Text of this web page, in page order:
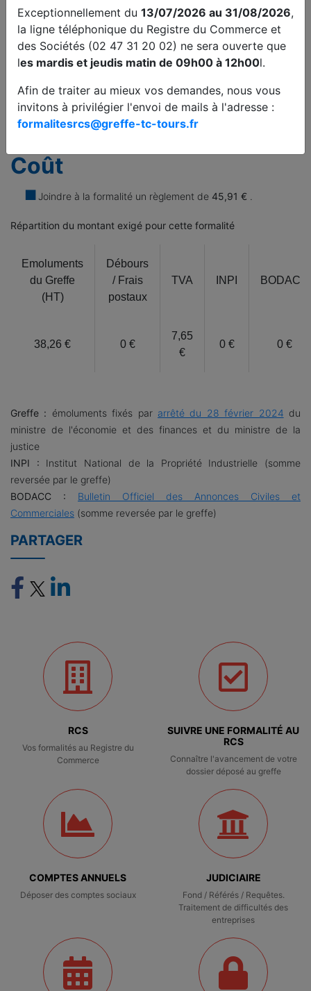
permettre de s'inscrire au RCS.
pour plus de détails, cliquez ici
justificatif d'identité faisant état du mariage ou du PACS.
une copie authentique de la déclaration notariée
d’insaisissabilité, le cas échéant.
Coût
Joindre à la formalité un règlement de 45,91 €
Répartition du montant exigé pour cette formalité
Emoluments
du Greffe
(HT)
Débours
/ Frais
postaux
TVA INPI BODACC
38,26 € 0 €
7,65
€
0 € 0 €
Greffe : émoluments fixés par arrêté du 28 février 2024 du
ministre de l'économie et des finances et du ministre de la
justice
INPI : Institut National de la Propriété Industrielle (somme
reversée par le greffe)
BODACC : Bulletin Officiel des Annonces Civiles et
Commerciales (somme reversée par le greffe)
PARTAGER
RCS
Vos formalités au Registre du
Commerce
SUIVRE UNE FORMALITÉ AU
RCS
Connaître l'avancement de votre
dossier déposé au greffe
COMPTES ANNUELS
Déposer des comptes sociaux
JUDICIAIRE
Fond / Référés / Requêtes.
Traitement de difficultés des
entreprises
Exceptionnellement du 13/07/2026 au 31/08/2026,
la ligne téléphonique du Registre du Commerce et
des Sociétés (02 47 31 20 02) ne sera ouverte que
les mardis et jeudis matin de 09h00 à 12h00l.
Afin de traiter au mieux vos demandes, nous vous
invitons à privilégier l'envoi de mails à l'adresse :
formalitesrcs@greffe-tc-tours.fr